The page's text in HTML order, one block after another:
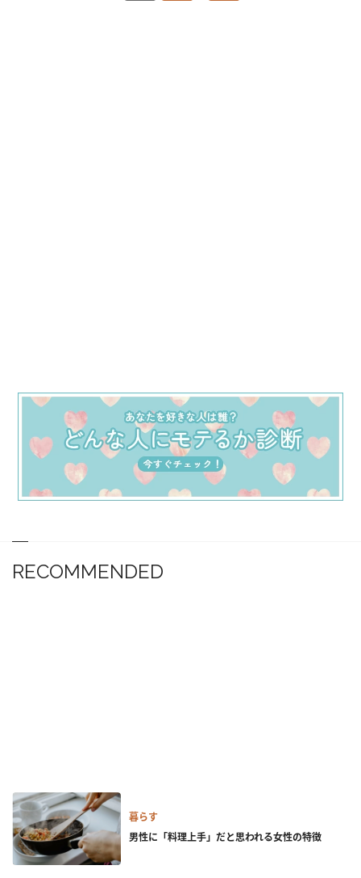
RECOMMENDED
暮らす
男性に「料理上手」だと思われる女性の特徴